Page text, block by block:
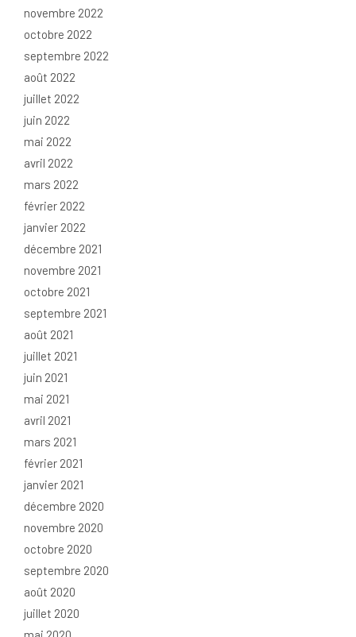
novembre 2022
octobre 2022
septembre 2022
août 2022
juillet 2022
juin 2022
mai 2022
avril 2022
mars 2022
février 2022
janvier 2022
décembre 2021
novembre 2021
octobre 2021
septembre 2021
août 2021
juillet 2021
juin 2021
mai 2021
avril 2021
mars 2021
février 2021
janvier 2021
décembre 2020
novembre 2020
octobre 2020
septembre 2020
août 2020
juillet 2020